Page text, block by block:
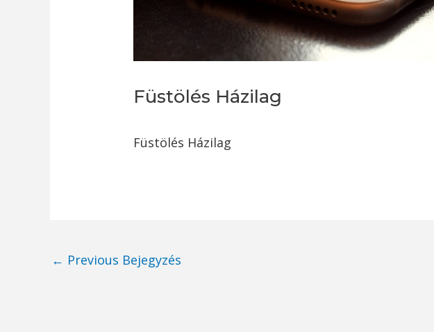
Füstölés Házilag
Füstölés Házilag
Post
← Previous Bejegyzés